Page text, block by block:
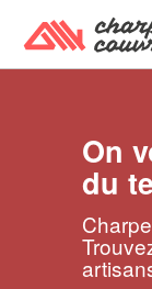
On
du